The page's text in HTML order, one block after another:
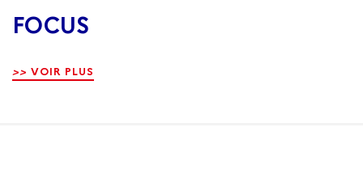
FOCUS
>> VOIR PLUS